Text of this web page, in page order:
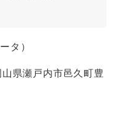
タ）
県瀬戸内市邑久町豊